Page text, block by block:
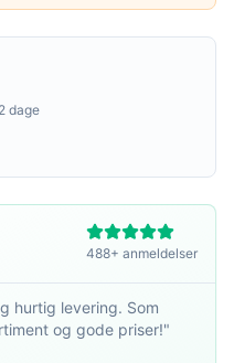
dage
488+ anmeldelser
hurtig levering. Som
og gode priser!"